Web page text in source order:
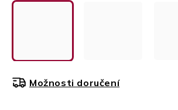
Možnosti doručení